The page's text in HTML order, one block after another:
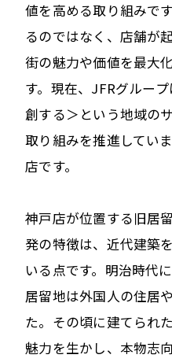
値を高める取り組みで
るのではなく、店舗が
街の魅力や価値を最大
す。現在、JFRグルー
創する＞という地域の
取り組みを推進してい
店です。
神戸店が位置する旧居
発の特徴は、近代建築
いる点です。明治時代
居留地は外国人の住居
た。その頃に建てられ
魅力を生かし、本物志